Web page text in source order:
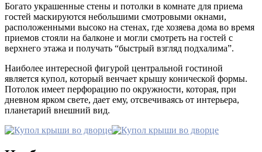
Богато украшенные стены и потолки в комнате для приема
гостей маскируются небольшими смотровыми окнами,
расположенными высоко на стенах, где хозяева дома во время
приемов стояли на балконе и могли смотреть на гостей с
верхнего этажа и получать “быстрый взгляд подхалима”.
Наиболее интересной фигурой центральной гостиной
является купол, который венчает крышу конической формы.
Потолок имеет перфорацию по окружности, которая, при
дневном ярком свете, дает ему, отсвечиваясь от интерьера,
планетарий внешний вид.